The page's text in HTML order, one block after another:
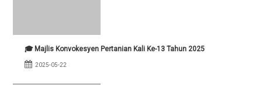
🎓 Majlis Konvokesyen Pertanian Kali Ke-13 Tahun 2025
2025-05-22